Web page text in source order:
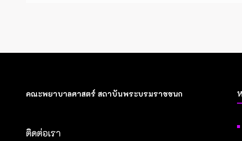
คณะพยาบาลศาสตร์ สถาบันพระบรมราชชนก
ติดต่อเรา